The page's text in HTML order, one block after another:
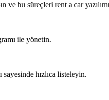
bu süreçleri rent a car
ile yönetin.
hızlıca listeleyin.